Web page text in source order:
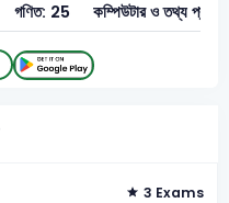
গণিত: 25 কম্পিউটার
3 Exams